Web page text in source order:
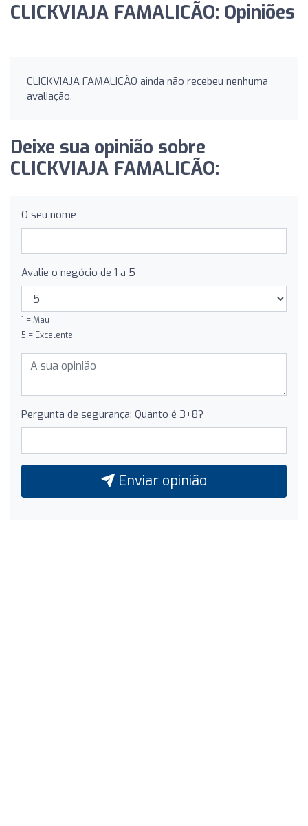
CLICKVIAJA FAMALICÃO: Opiniões
CLICKVIAJA FAMALICÃO ainda não recebeu nenhuma
avaliação.
Deixe sua opinião sobre
CLICKVIAJA FAMALICÃO:
O seu nome
Avalie o negócio de 1 a 5
1 = Mau
5 = Excelente
Pergunta de segurança: Quanto é 3+8?
Enviar opinião